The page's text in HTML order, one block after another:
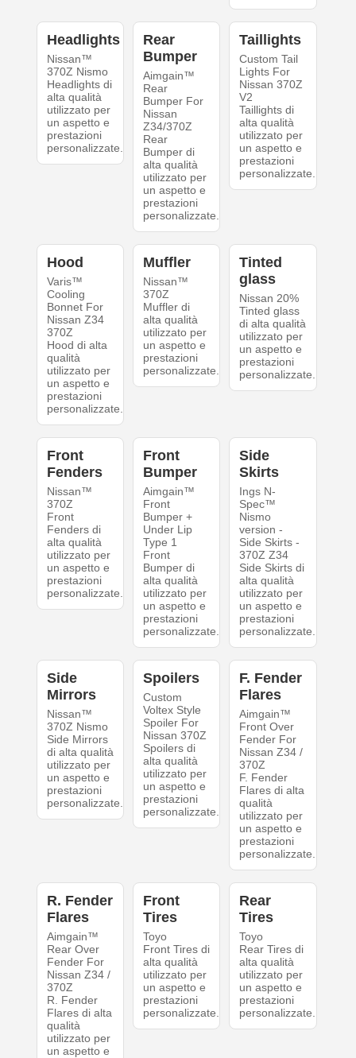
Headlights
Nissan™
370Z Nismo
Headlights di
alta qualità
utilizzato per
un aspetto e
prestazioni
personalizzate.
Rear
Bumper
Aimgain™
Rear
Bumper For
Nissan
Z34/370Z
Rear
Bumper di
alta qualità
utilizzato per
un aspetto e
prestazioni
personalizzate.
Taillights
Custom Tail
Lights For
Nissan 370Z
V2
Taillights di
alta qualità
utilizzato per
un aspetto e
prestazioni
personalizzate.
Hood
Varis™
Cooling
Bonnet For
Nissan Z34
370Z
Hood di alta
qualità
utilizzato per
un aspetto e
prestazioni
personalizzate.
Muffler
Nissan™
370Z
Muffler di
alta qualità
utilizzato per
un aspetto e
prestazioni
personalizzate.
Tinted
glass
Nissan 20%
Tinted glass
di alta qualità
utilizzato per
un aspetto e
prestazioni
personalizzate.
Front
Fenders
Nissan™
370Z
Front
Fenders di
alta qualità
utilizzato per
un aspetto e
prestazioni
personalizzate.
Front
Bumper
Aimgain™
Front
Bumper +
Under Lip
Type 1
Front
Bumper di
alta qualità
utilizzato per
un aspetto e
prestazioni
personalizzate.
Side
Skirts
Ings N-
Spec™
Nismo
version -
Side Skirts -
370Z Z34
Side Skirts di
alta qualità
utilizzato per
un aspetto e
prestazioni
personalizzate.
Side
Mirrors
Nissan™
370Z Nismo
Side Mirrors
di alta qualità
utilizzato per
un aspetto e
prestazioni
personalizzate.
Spoilers
Custom
Voltex Style
Spoiler For
Nissan 370Z
Spoilers di
alta qualità
utilizzato per
un aspetto e
prestazioni
personalizzate.
F. Fender
Flares
Aimgain™
Front Over
Fender For
Nissan Z34 /
370Z
F. Fender
Flares di alta
qualità
utilizzato per
un aspetto e
prestazioni
personalizzate.
R. Fender
Flares
Aimgain™
Rear Over
Fender For
Nissan Z34 /
370Z
R. Fender
Flares di alta
qualità
utilizzato per
un aspetto e
Front
Tires
Toyo
Front Tires di
alta qualità
utilizzato per
un aspetto e
prestazioni
personalizzate.
Rear
Tires
Toyo
Rear Tires di
alta qualità
utilizzato per
un aspetto e
prestazioni
personalizzate.